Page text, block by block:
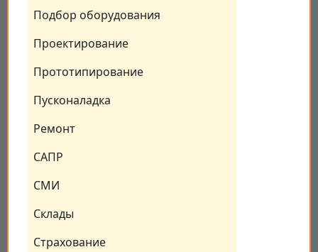
Подбор оборудования
Проектирование
Прототипирование
Пусконаладка
Ремонт
САПР
СМИ
Склады
Страхование